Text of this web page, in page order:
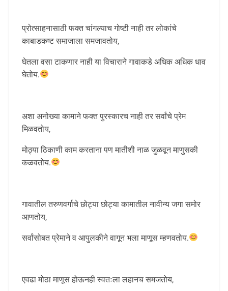
प्रोत्साहनासाठी फक्त चांगल्याच गोष्टी नाही तर लोकांचे
काबाडकष्ट समाजाला समजावतोय,
घेतला वसा टाकणार नाही या विचाराने गावाकडे अधिक अधिक धाव
घेतोय.
अशा अनोख्या कामाने फक्त पुरस्कारच नाही तर सर्वांचे प्रेम
मिळवतोय,
मोठ्या ठिकाणी काम करताना पण मातीशी नाळ जुळवून माणुसकी
कळवतोय.
गावातील तरुणवर्गाचे छोट्या छोट्या कामातील नावीन्य जगा समोर
आणतोय,
सर्वांसोबत प्रेमाने व आपुलकीने वागून भला माणूस म्हणवतोय.
एवढा मोठा माणूस होऊनही स्वतःला लहानच समजतोय,